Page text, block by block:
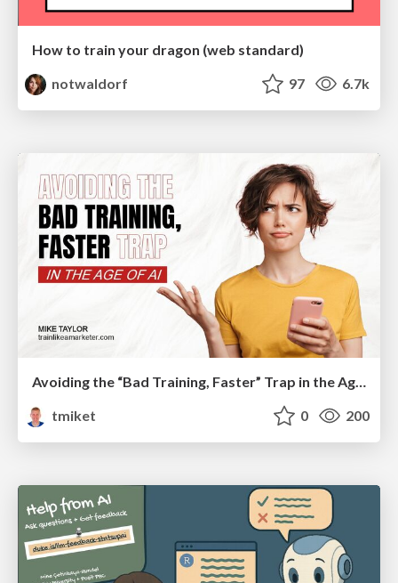
How to train your dragon (web standard)
notwaldorf
97 6.7k
Avoiding the “Bad Training, Faster” Trap in the Age of AI
tmiket
0 200